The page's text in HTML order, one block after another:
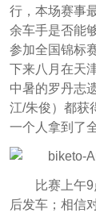
行，本场赛事
余车手是否能
参加全国锦标
下来八月在天
中暑的罗丹志
江/朱俊）都获
一个人拿到了
比赛上午
后发车；相信